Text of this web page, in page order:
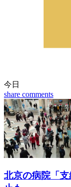
今日
share comments
北京の病院「